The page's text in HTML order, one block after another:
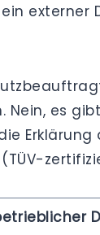
es
Erklärung